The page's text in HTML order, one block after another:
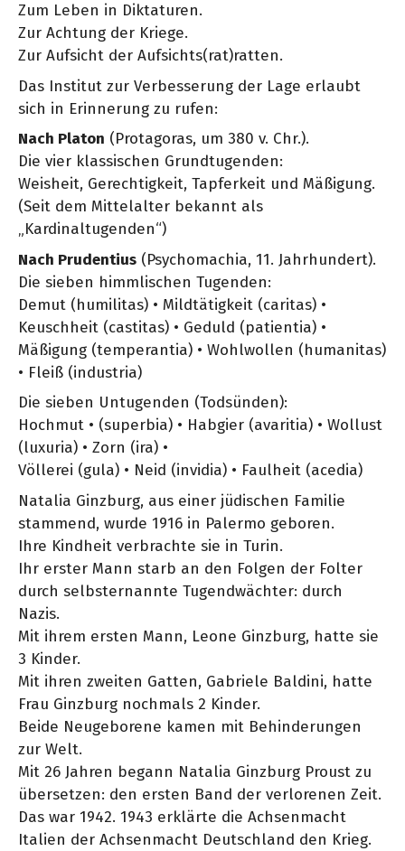
Zum Leben in Diktaturen.
Zur Achtung der Kriege.
Zur Aufsicht der Aufsichts(rat)ratten.
Das Institut zur Verbesserung der Lage erlaubt
sich in Erinnerung zu rufen:
Nach Platon (Protagoras, um 380 v. Chr.).
Die vier klassischen Grundtugenden:
Weisheit, Gerechtigkeit, Tapferkeit und Mäßigung.
(Seit dem Mittelalter bekannt als
„Kardinaltugenden“)
Nach Prudentius (Psychomachia, 11. Jahrhundert).
Die sieben himmlischen Tugenden:
Demut (humilitas) • Mildtätigkeit (caritas) •
Keuschheit (castitas) • Geduld (patientia) •
Mäßigung (temperantia) • Wohlwollen (humanitas)
• Fleiß (industria)
Die sieben Untugenden (Todsünden):
Hochmut • (superbia) • Habgier (avaritia) • Wollust
(luxuria) • Zorn (ira) •
Völlerei (gula) • Neid (invidia) • Faulheit (acedia)
Natalia Ginzburg, aus einer jüdischen Familie
stammend, wurde 1916 in Palermo geboren.
Ihre Kindheit verbrachte sie in Turin.
Ihr erster Mann starb an den Folgen der Folter
durch selbsternannte Tugendwächter: durch
Nazis.
Mit ihrem ersten Mann, Leone Ginzburg, hatte sie
3 Kinder.
Mit ihren zweiten Gatten, Gabriele Baldini, hatte
Frau Ginzburg nochmals 2 Kinder.
Beide Neugeborene kamen mit Behinderungen
zur Welt.
Mit 26 Jahren begann Natalia Ginzburg Proust zu
übersetzen: den ersten Band der verlorenen Zeit.
Das war 1942. 1943 erklärte die Achsenmacht
Italien der Achsenmacht Deutschland den Krieg.